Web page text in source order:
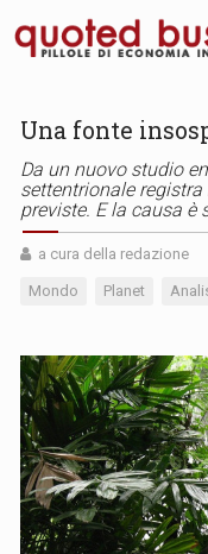
Una fonte
Da un nuovo studio
settentrionale
previste. E la causa è
a cura della redazione
Mondo Planet